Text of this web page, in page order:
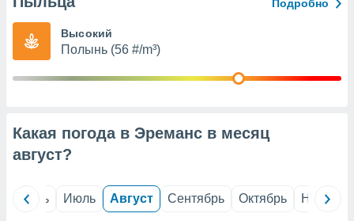
из
Подробно
Высокий
Полынь (56 #/m³)
Какая погода в Эреманс в месяц
август?
Июнь Июль Август Сентябрь Октябрь Ноябрь